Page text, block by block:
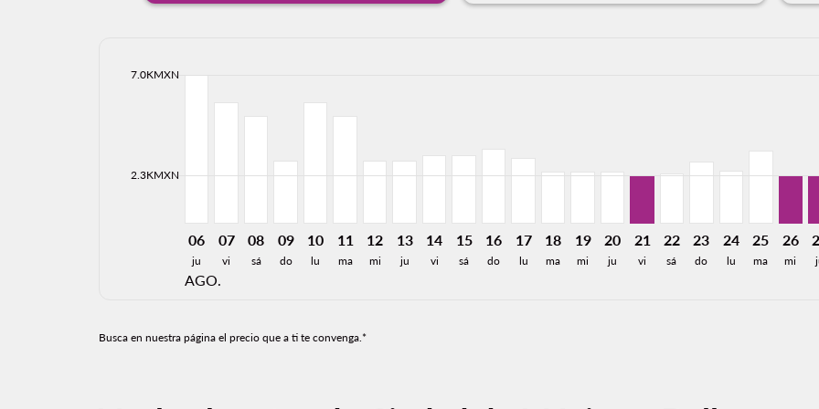
2.3KMXN
7.0KMXN
06
ju
AGO.
07
vi
08
sá
09
do
10
lu
11
ma
12
mi
13
ju
14
vi
15
sá
16
do
17
lu
18
ma
19
mi
20
ju
21
vi
22
sá
MEX–DFW, 23/08/
23
do
MEX–DFW,
24
lu
25
ma
26
mi
Busca en nuestra página el precio que a ti te convenga.*